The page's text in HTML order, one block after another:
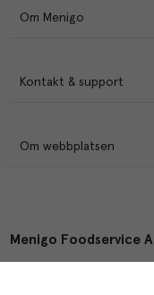
Om Menigo
Kontakt & support
Om webbplatsen
Menigo Foodservice